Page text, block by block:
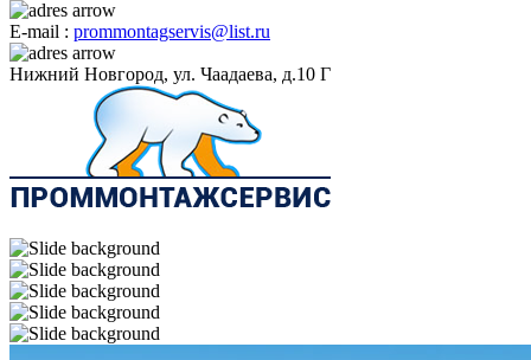
E-mail : prommontagservis@list.ru
Нижний Новгород, ул. Чаадаева, д.10 Г